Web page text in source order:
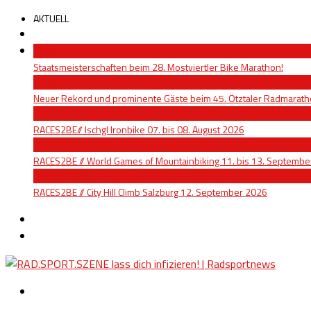
AKTUELL
Staatsmeisterschaften beim 28. Mostviertler Bike Marathon!
Neuer Rekord und prominente Gäste beim 45. Ötztaler
RACES2BE// Ischgl Ironbike 07. bis 08. August 2026
RACES2BE // World Games of Mountainbiking 11. bis 13.
RACES2BE // City Hill Climb Salzburg 12. September 2026